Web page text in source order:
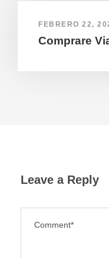
FEBRERO 22,
Comprare
Leave a Reply